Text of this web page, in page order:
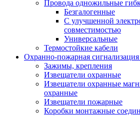
Провода одножильные
Безгалогенные
С улучшенной
совместимостью
Универсальные
Термостойкие кабели
Охранно-пожарная
Зажимы, крепления
Извещатели охранные
Извещатели охранные
охранные
Извещатели пожарные
Коробки монтажные